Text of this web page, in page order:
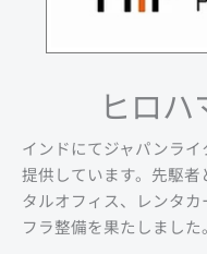
ヒロハ
インドにてジャパンラ
提供しています。先駆
タルオフィス、レンタ
フラ整備を果たしました